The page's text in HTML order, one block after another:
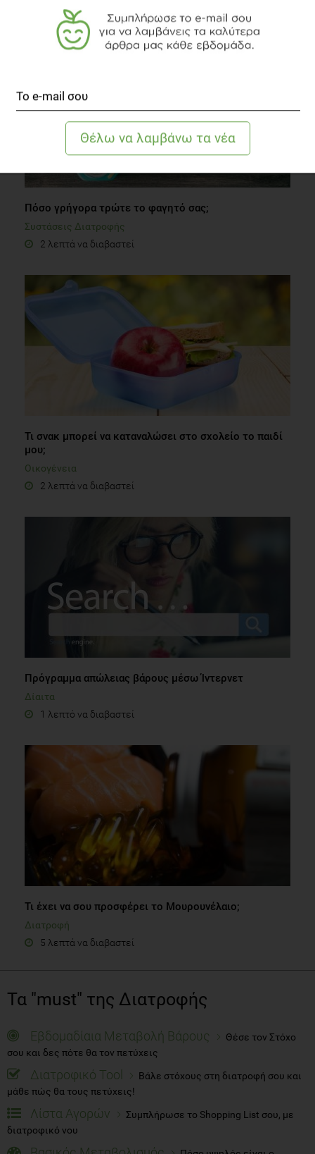
2 λεπτά να διαβαστεί
Πόσο γρήγορα τρώτε το φαγητό σας;
Συστάσεις Διατροφής
2 λεπτά να διαβαστεί
Τι σνακ μπορεί να καταναλώσει στο σχολείο το παιδί
μου;
Οικογένεια
2 λεπτά να διαβαστεί
Πρόγραμμα απώλειας βάρους μέσω Ίντερνετ
Δίαιτα
1 λεπτό να διαβαστεί
Τι έχει να σου προσφέρει το Μουρουνέλαιο;
Διατροφή
5 λεπτά να διαβαστεί
Τα "must" της Διατροφής
Εβδομαδίαια Μεταβολή Βάρους
Θέσε τον Στόχο
σου και δες πότε θα τον πετύχεις
Διατροφικό Tool
Βάλε στόχους στη διατροφή σου και
μάθε πώς θα τους πετύχεις!
Λίστα Αγορών
Συμπλήρωσε το Shopping List σου, με
διατροφικό νου